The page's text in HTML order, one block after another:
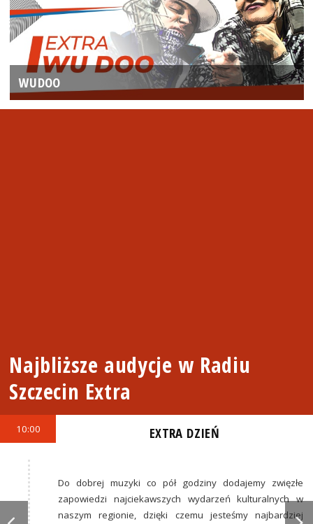
WUDOO
Najbliższe audycje w Radiu
Szczecin Extra
10:00 EXTRA DZIEŃ
Do dobrej muzyki co pół godziny dodajemy zwięzłe
zapowiedzi najciekawszych wydarzeń kulturalnych w
naszym regionie, dzięki czemu jesteśmy najbardziej